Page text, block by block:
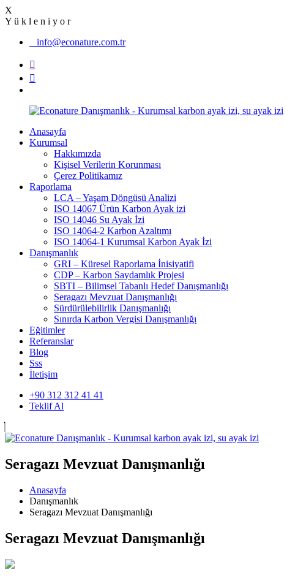
X
Y ü k l e n i y o r
info@econature.com.tr
Anasayfa
Kurumsal
Hakkımızda
Kişisel Verilerin Korunması
Çerez Politikamız
Raporlama
LCA – Yaşam Döngüsü Analizi
ISO 14067 Ürün Karbon Ayak izi
ISO 14046 Su Ayak İzi
ISO 14064-2 Karbon Azaltımı
ISO 14064-1 Kurumsal Karbon Ayak İzi
Danışmanlık
GRI – Küresel Raporlama İnisiyatifi
CDP – Karbon Saydamlık Projesi
SBTI – Bilimsel Tabanlı Hedef Danışmanlığı
Seragazı Mevzuat Danışmanlığı
Sürdürülebilirlik Danışmanlığı
Sınırda Karbon Vergisi Danışmanlığı
Eğitimler
Referanslar
Blog
Sss
İletişim
+90 312 312 41 41
Teklif Al
Seragazı Mevzuat Danışmanlığı
Anasayfa
Danışmanlık
Seragazı Mevzuat Danışmanlığı
Seragazı Mevzuat Danışmanlığı